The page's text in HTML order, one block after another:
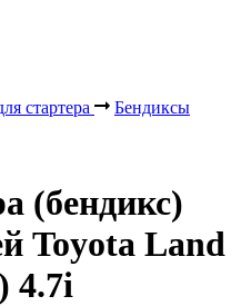
стартера
Бендиксы
(бендикс)
Toyota Land
4.7i